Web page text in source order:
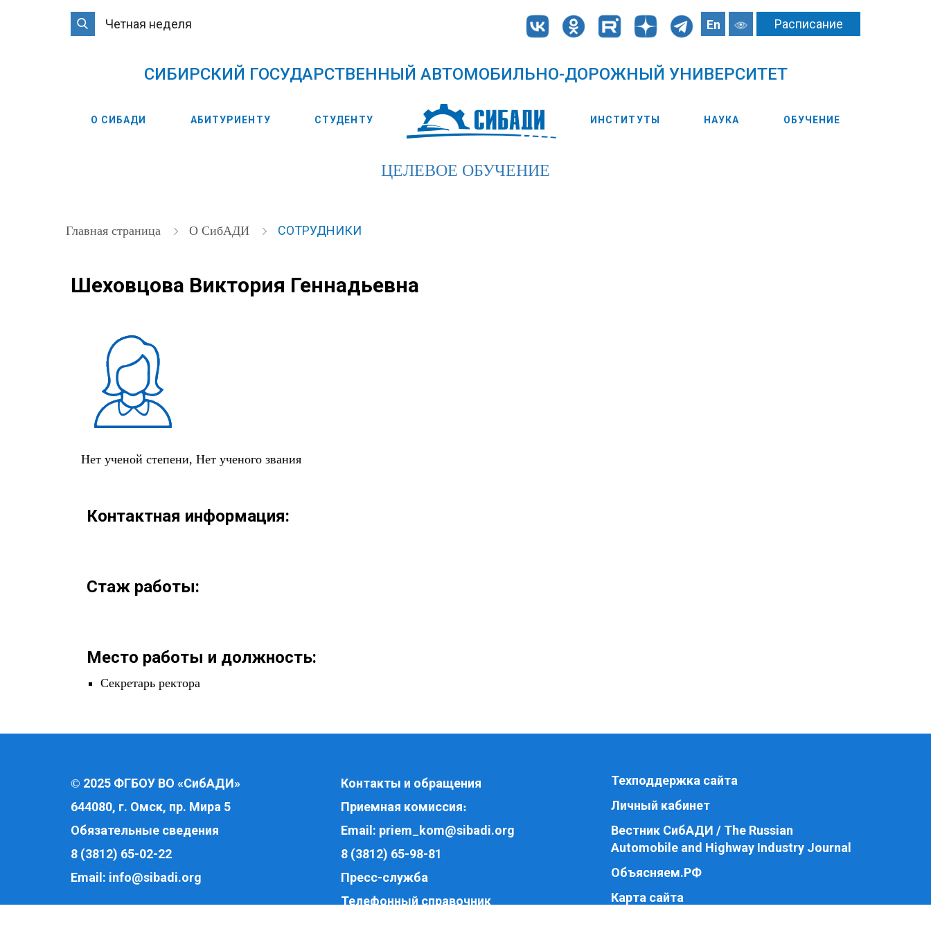
Четная неделя En Расписание
CИБИРСКИЙ ГОСУДАРСТВЕННЫЙ АВТОМОБИЛЬНО-ДОРОЖНЫЙ УНИВЕРСИТЕТ
О СИБАДИ АБИТУРИЕНТУ СТУДЕНТУ ИНСТИТУТЫ НАУКА ОБУЧЕНИЕ
ЦЕЛЕВОЕ ОБУЧЕНИЕ
Главная страница О СибАДИ СОТРУДНИКИ
Шеховцова Виктория Геннадьевна
Нет ученой степени, Нет ученого звания
Контактная информация:
Стаж работы:
Место работы и должность:
Секретарь ректора
© 2025 ФГБОУ ВО «СибАДИ»
644080, г. Омск, пр. Мира 5
Обязательные сведения
8 (3812) 65-02-22
Email: info@sibadi.org
Контакты и обращения
Приемная комиссия:
Email: priem_kom@sibadi.org
8 (3812) 65-98-81
Пресс-служба
Телефонный справочник
Техподдержка сайта
Личный кабинет
Вестник СибАДИ / The Russian
Automobile and Highway Industry Journal
Объясняем.РФ
Карта сайта